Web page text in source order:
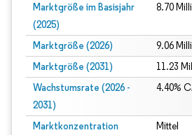
Marktgröße im Basisjahr
(2025)
8.70
Marktgröße (2026) 9.06
Marktgröße (2031) 11.23
Wachstumsrate (2026 -
2031)
4.40%
Marktkonzentration Mittel